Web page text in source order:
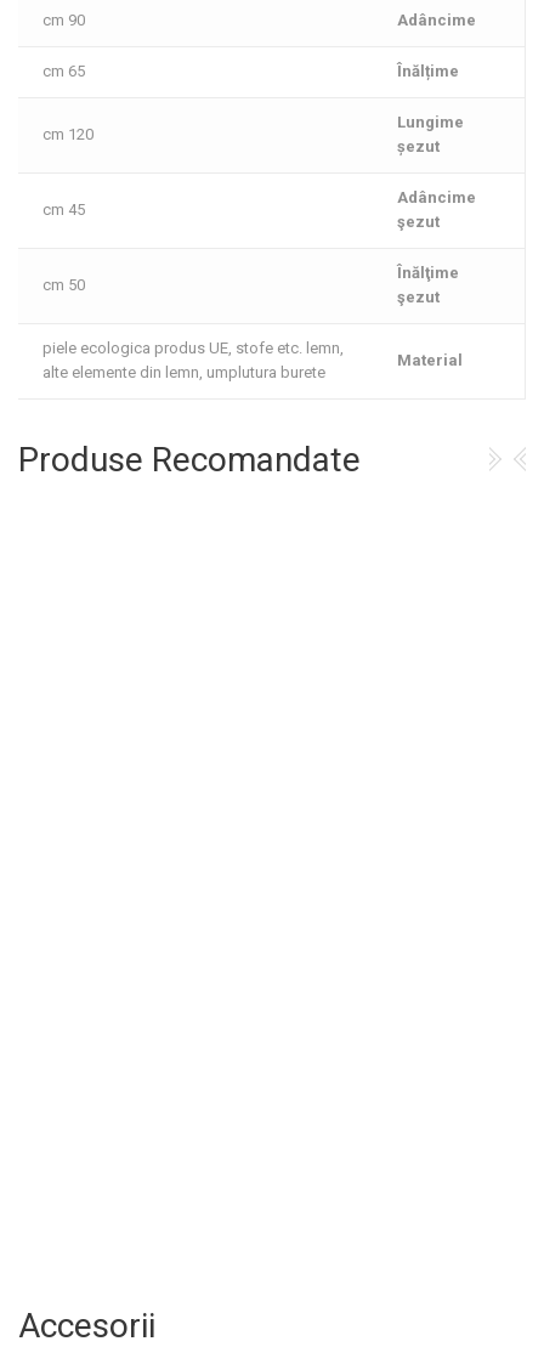
Adâncime
90 cm
Înălțime
65 cm
Lungime
șezut
120 cm
Adâncime
şezut
45 cm
Înălţime
şezut
50 cm
Material
piele ecologica produs UE, stofe etc. lemn,
alte elemente din lemn, umplutura burete
Produse Recomandate
Accesorii